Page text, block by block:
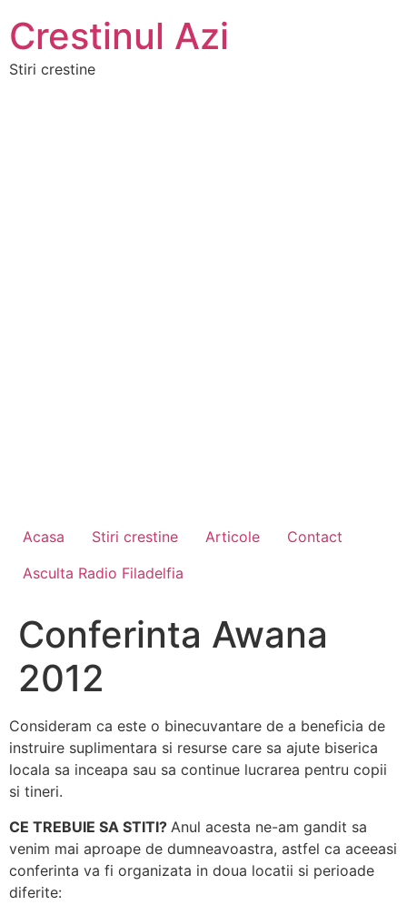
Crestinul Azi
Stiri crestine
Acasa Stiri crestine Articole
Contact
Asculta Radio Filadelfia
Conferinta Awana
2012
Consideram ca este o binecuvantare de a beneficia de
instruire suplimentara si resurse care sa ajute biserica
locala sa inceapa sau sa continue lucrarea pentru copii
si tineri.
CE TREBUIE SA STITI? Anul acesta ne-am gandit sa
venim mai aproape de dumneavoastra, astfel ca aceeasi
conferinta va fi organizata in doua locatii si perioade
diferite: